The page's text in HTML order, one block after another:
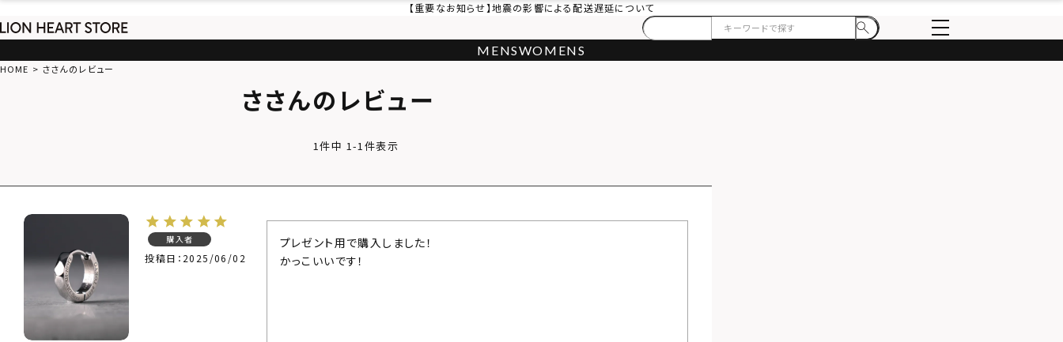
【重要なお知らせ】地震の影響による配送遅延について
MENSWOMENS
HOME ささんのレビュー
ささんのレビュー
1件中 1-1件表示
購入者
投稿日 2025/06/02
プレゼント用で購入しました！
かっこいいです！